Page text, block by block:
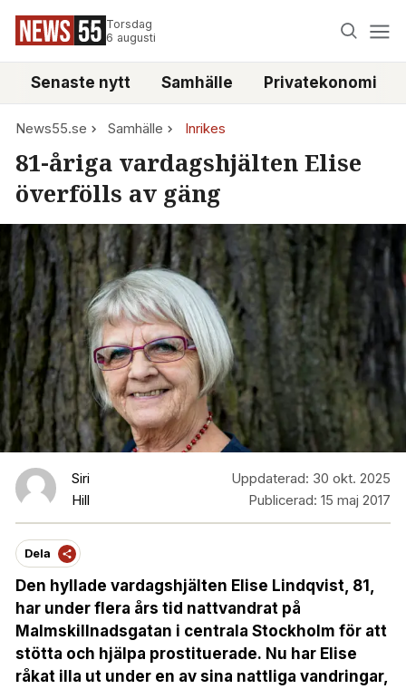
Torsdag
6 augusti
Senaste nytt Samhälle Privatekonomi
News55.se Samhälle Inrikes
81-åriga vardagshjälten Elise
överfölls av gäng
Siri
Hill
Uppdaterad: 30 okt. 2025
Publicerad: 15 maj 2017
Dela
Den hyllade vardagshjälten Elise Lindqvist, 81,
har under flera års tid nattvandrat på
Malmskillnadsgatan i centrala Stockholm för att
stötta och hjälpa prostituerade. Nu har Elise
råkat illa ut under en av sina nattliga vandringar,